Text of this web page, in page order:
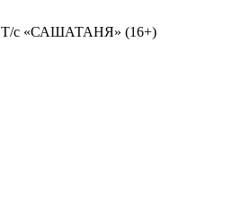
Т/с «САШАТАНЯ» (16+)